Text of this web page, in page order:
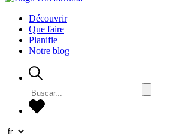
Découvrir
Que faire
Planifie
Notre blog